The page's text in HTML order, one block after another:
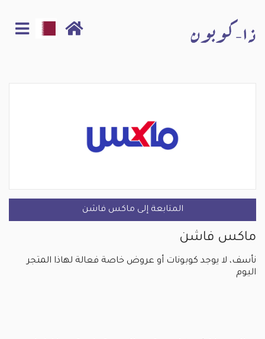
المتابعة إلى ماكس فاشن
ماكس فاشن
نأسف، لا يوجد كوبونات أو عروض خاصة فعالة لهاذا المتجر
اليوم